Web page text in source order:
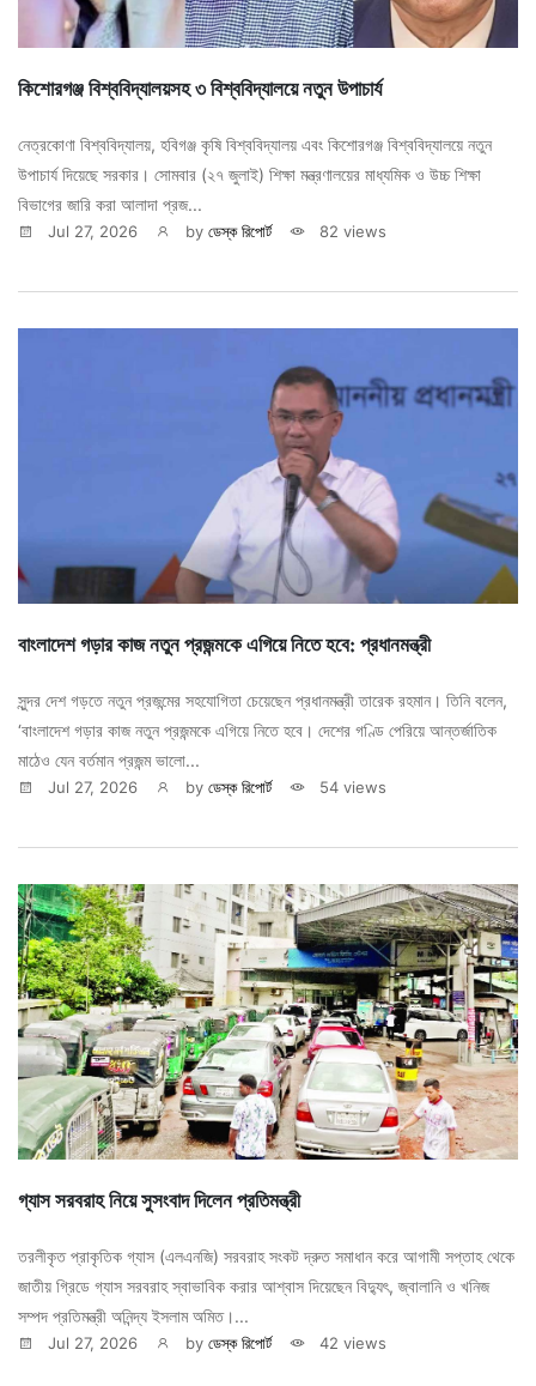
কিশোরগঞ্জ বিশ্ববিদ্যালয়সহ ৩ বিশ্ববিদ্যালয়ে নতুন উপাচার্য
নেত্রকোণা বিশ্ববিদ্যালয়, হবিগঞ্জ কৃষি বিশ্ববিদ্যালয় এবং কিশোরগঞ্জ বিশ্ববিদ্যালয়ে নতুন
উপাচার্য দিয়েছে সরকার। সোমবার (২৭ জুলাই) শিক্ষা মন্ত্রণালয়ের মাধ্যমিক ও উচ্চ শিক্ষা
বিভাগের জারি করা আলাদা প্রজ...
Jul 27, 2026 by ডেস্ক রিপোর্ট 82 views
বাংলাদেশ গড়ার কাজ নতুন প্রজন্মকে এগিয়ে নিতে হবে: প্রধানমন্ত্রী
সুন্দর দেশ গড়তে নতুন প্রজন্মের সহযোগিতা চেয়েছেন প্রধানমন্ত্রী তারেক রহমান। তিনি বলেন,
‘বাংলাদেশ গড়ার কাজ নতুন প্রজন্মকে এগিয়ে নিতে হবে। দেশের গণ্ডি পেরিয়ে আন্তর্জাতিক
মাঠেও যেন বর্তমান প্রজন্ম ভালো...
Jul 27, 2026 by ডেস্ক রিপোর্ট 54 views
গ্যাস সরবরাহ নিয়ে সুসংবাদ দিলেন প্রতিমন্ত্রী
তরলীকৃত প্রাকৃতিক গ্যাস (এলএনজি) সরবরাহ সংকট দ্রুত সমাধান করে আগামী সপ্তাহ থেকে
জাতীয় গ্রিডে গ্যাস সরবরাহ স্বাভাবিক করার আশ্বাস দিয়েছেন বিদ্যুৎ, জ্বালানি ও খনিজ
সম্পদ প্রতিমন্ত্রী অনিন্দ্য ইসলাম অমিত।...
Jul 27, 2026 by ডেস্ক রিপোর্ট 42 views